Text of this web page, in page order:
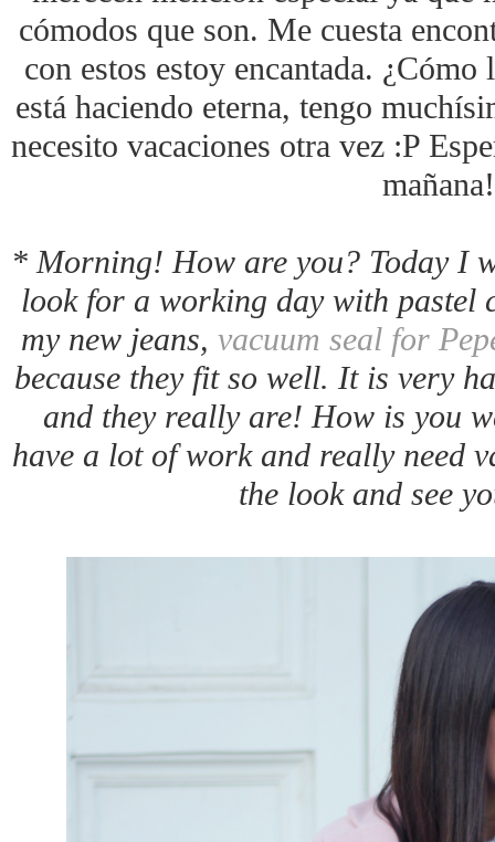
cómodos que son. Me cuesta
con estos estoy encantada.
está haciendo eterna, tengo
necesito vacaciones otra vez :P
* Morning! How are you? Today I
look for a working day with pastel
my new jeans, vacuum seal for
because they fit so well. It is very
and they really are! How is you
have a lot of work and really need
the look and see